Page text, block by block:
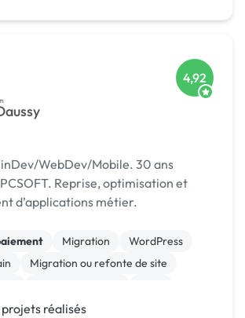
4,92
WebDev/Mobile. 30 ans
Reprise, optimisation et
d’applications métier.
Migration
WordPress
Migration ou refonte de site
Paypal
projets réalisés